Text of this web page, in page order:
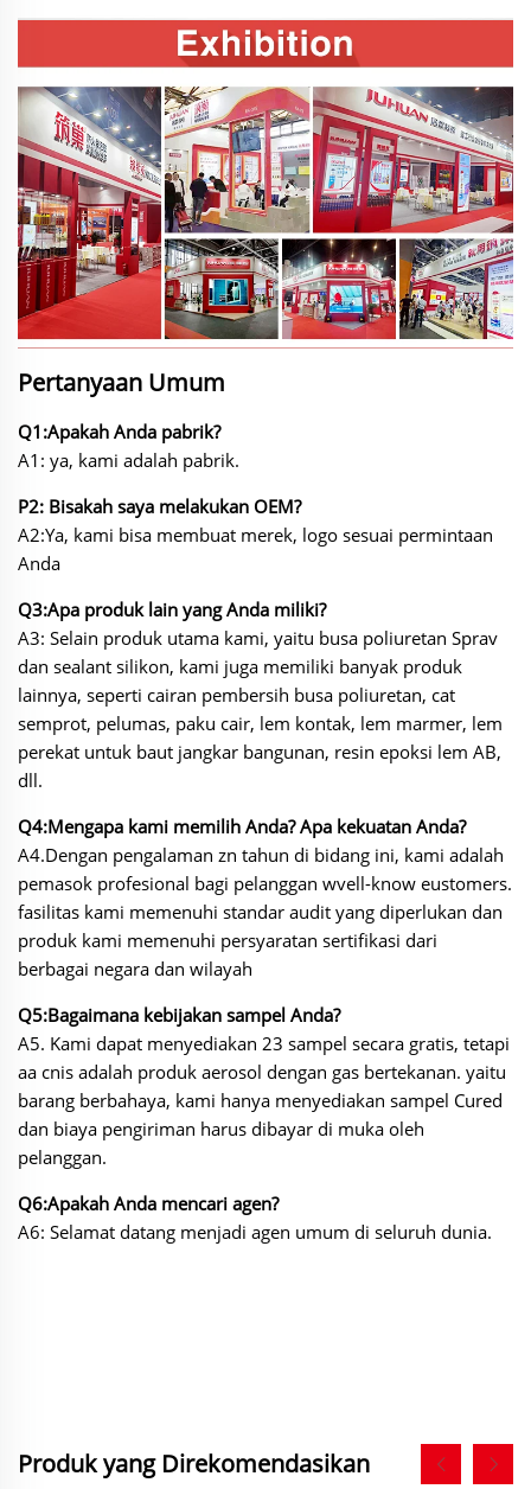
Pertanyaan Umum
Q1:Apakah Anda pabrik?
A1: ya, kami adalah pabrik.
P2: Bisakah saya melakukan OEM?
A2:Ya, kami bisa membuat merek, logo sesuai permintaan
Anda
Q3:Apa produk lain yang Anda miliki?
A3: Selain produk utama kami, yaitu busa poliuretan Sprav
dan sealant silikon, kami juga memiliki banyak produk
lainnya, seperti cairan pembersih busa poliuretan, cat
semprot, pelumas, paku cair, lem kontak, lem marmer, lem
perekat untuk baut jangkar bangunan, resin epoksi lem AB,
dll.
Q4:Mengapa kami memilih Anda? Apa kekuatan Anda?
A4.Dengan pengalaman zn tahun di bidang ini, kami adalah
pemasok profesional bagi pelanggan wvell-know eustomers.
fasilitas kami memenuhi standar audit yang diperlukan dan
produk kami memenuhi persyaratan sertifikasi dari
berbagai negara dan wilayah
Q5:Bagaimana kebijakan sampel Anda?
A5. Kami dapat menyediakan 23 sampel secara gratis, tetapi
aa cnis adalah produk aerosol dengan gas bertekanan. yaitu
barang berbahaya, kami hanya menyediakan sampel Cured
dan biaya pengiriman harus dibayar di muka oleh
pelanggan.
Q6:Apakah Anda mencari agen?
A6: Selamat datang menjadi agen umum di seluruh dunia.
Produk yang Direkomendasikan